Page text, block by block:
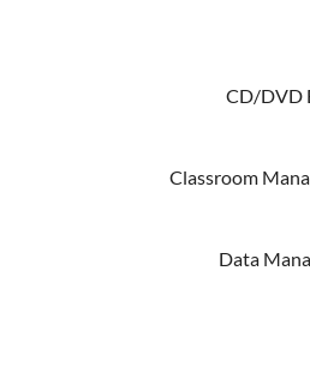
CD/DVD
Classroom
Data